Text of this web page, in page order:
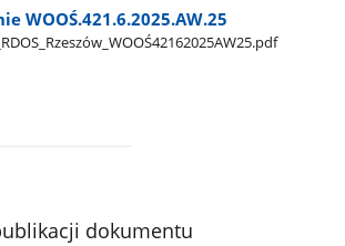
WOOŚ.421.6.2025.AW.25
dokumentu